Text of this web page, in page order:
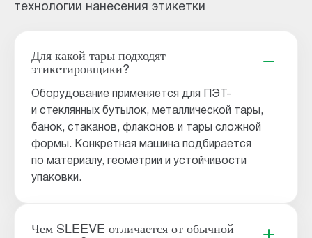
технологии нанесения этикетки
Для какой тары подходят
этикетировщики?
Оборудование применяется для ПЭТ-
и стеклянных бутылок, металлической тары,
банок, стаканов, флаконов и тары сложной
формы. Конкретная машина подбирается
по материалу, геометрии и устойчивости
упаковки.
Чем SLEEVE отличается от обычной